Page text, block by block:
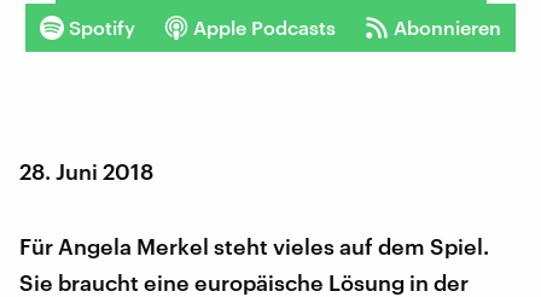
Spotify Apple Podcasts Abonnieren
28. Juni 2018
Für Angela Merkel steht vieles auf dem Spiel.
Sie braucht eine europäische Lösung in der